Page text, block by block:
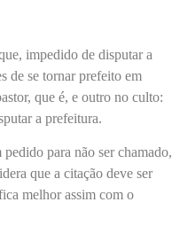
impedido de disputar a
de se tornar prefeito em
que é, e outro no culto:
a prefeitura.
para não ser chamado,
que a citação deve ser
melhor assim com o